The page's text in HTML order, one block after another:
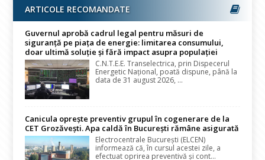
ARTICOLE RECOMANDATE
Guvernul aprobă cadrul legal pentru măsuri de
siguranță pe piața de energie: limitarea consumului,
doar ultimă soluție și fără impact asupra populației
C.N.T.E.E. Transelectrica, prin Dispecerul
Energetic Național, poată dispune, până la
data de 31 august 2026, ...
Canicula oprește preventiv grupul în cogenerare de la
CET Grozăvești. Apa caldă în București rămâne asigurată
Electrocentrale București (ELCEN)
informează că, în cursul acestei zile, a
efectuat oprirea preventivă și cont...